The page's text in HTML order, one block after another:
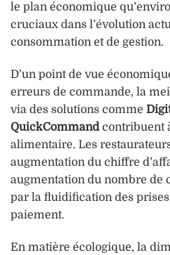
le plan économique
cruciaux dans l’évolution
consommation et de gestion.
D’un point de vue
erreurs de commande, la
via des solutions comme
QuickCommandcontribuent
alimentaire. Les
augmentation du chiffre
augmentation du nombre de
par la fluidification des
paiement.
En matière écologique, la